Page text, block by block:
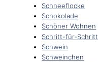
Schneeflocke
Schokolade
Schöner Wohnen
Schritt-für-Schritt
Schwein
Schweinchen